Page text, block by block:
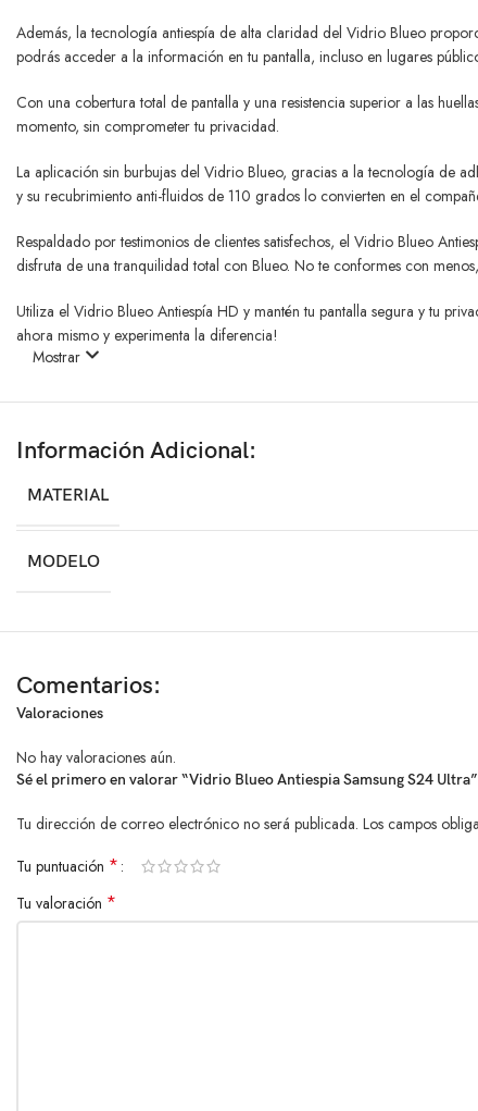
Además, la tecnología antiespía de alta claridad del Vidrio Blueo
podrás acceder a la información en tu pantalla, incluso en lugares
Con una cobertura total de pantalla y una resistencia superior a las
momento, sin comprometer tu privacidad.
La aplicación sin burbujas del Vidrio Blueo, gracias a la tecnología de
y su recubrimiento anti-fluidos de 110 grados lo convierten en el
Respaldado por testimonios de clientes satisfechos, el Vidrio Blueo
disfruta de una tranquilidad total con Blueo. No te conformes con
Utiliza el Vidrio Blueo Antiespía HD y mantén tu pantalla segura y tu
ahora mismo y experimenta la diferencia!
Mostrar
Información Adicional:
MATERIAL
MODELO
Comentarios:
Valoraciones
No hay valoraciones aún.
Sé el primero en valorar “Vidrio Blueo Antiespia Samsung S24 Ultra”
Tu dirección de correo electrónico no será publicada. Los campos
Tu puntuación *
Tu valoración *